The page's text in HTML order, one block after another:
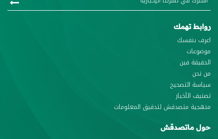
روابط تهمك
اعرف بنفسك
موضوعات
الحقيقة فين
من نحن
سياسة التصحيح
تصنيف الأخبار
منهجية متصدقش لتدقيق المعلومات
حول ماتصدقش